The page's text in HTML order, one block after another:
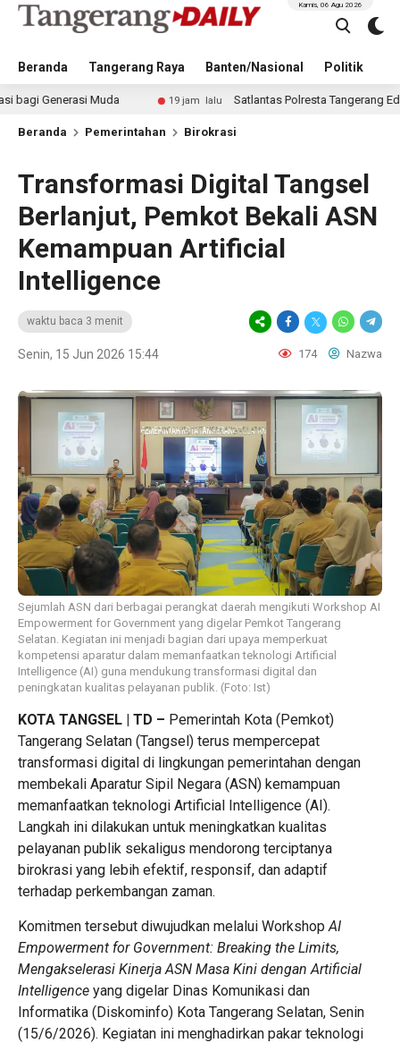
Beranda Tangerang Raya Banten/Nasional Politik
Kamis, 06 Agu 2026
Muda 19 jam lalu Satlantas Polresta Tangerang Edukasi
Beranda Pemerintahan Birokrasi
Transformasi Digital Tangsel
Berlanjut, Pemkot Bekali ASN
Kemampuan Artificial
Intelligence
waktu baca 3 menit
Senin, 15 Jun 2026 15:44 174 Nazwa
Sejumlah ASN dari berbagai perangkat daerah mengikuti Workshop AI
Empowerment for Government yang digelar Pemkot Tangerang
Selatan. Kegiatan ini menjadi bagian dari upaya memperkuat
kompetensi aparatur dalam memanfaatkan teknologi Artificial
Intelligence (AI) guna mendukung transformasi digital dan
peningkatan kualitas pelayanan publik. (Foto: Ist)
KOTA TANGSEL | TD – Pemerintah Kota (Pemkot)
Tangerang Selatan (Tangsel) terus mempercepat
transformasi digital di lingkungan pemerintahan dengan
membekali Aparatur Sipil Negara (ASN) kemampuan
memanfaatkan teknologi Artificial Intelligence (AI).
Langkah ini dilakukan untuk meningkatkan kualitas
pelayanan publik sekaligus mendorong terciptanya
birokrasi yang lebih efektif, responsif, dan adaptif
terhadap perkembangan zaman.
Komitmen tersebut diwujudkan melalui Workshop AI
Empowerment for Government: Breaking the Limits,
Mengakselerasi Kinerja ASN Masa Kini dengan Artificial
Intelligence yang digelar Dinas Komunikasi dan
Informatika (Diskominfo) Kota Tangerang Selatan, Senin
(15/6/2026). Kegiatan ini menghadirkan pakar teknologi